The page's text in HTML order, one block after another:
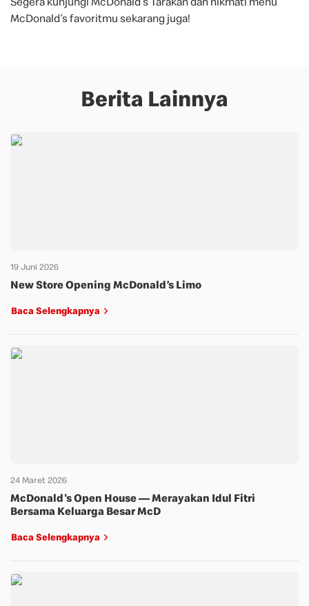
Segera kunjungi McDonald’s Tarakan dan nikmati menu
McDonald’s favoritmu sekarang juga!
Berita Lainnya
19 Juni 2026
New Store Opening McDonald’s Limo
Baca Selengkapnya
24 Maret 2026
McDonald's Open House — Merayakan Idul Fitri
Bersama Keluarga Besar McD
Baca Selengkapnya